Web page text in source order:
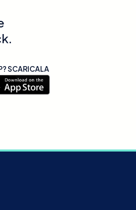
SCARICALA